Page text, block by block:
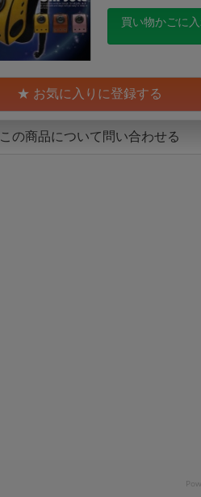
買い物かごに
この商品について問い合わせる
お気に入りに登録する